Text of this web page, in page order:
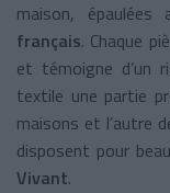
maison, épaulées
français. Chaque
et témoigne d’un
textile une partie
maisons et l’autre
disposent pour
Vivant.